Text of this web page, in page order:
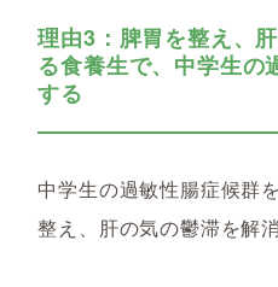
理由3：脾胃を整え、
る食養生で、中学生の
する
中学生の過敏性腸症候群
整え、肝の気の鬱滞を解